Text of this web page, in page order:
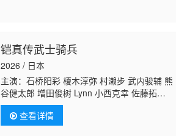
铠真传武士骑兵
2026 / 日本
主演：石桥阳彩 榎木淳弥 村濑步 武内骏辅 熊
谷健太郎 增田俊树 Lynn 小西克幸 佐藤拓
也 鸟海浩辅 寺岛拓笃 杉田智和 天崎滉平 铃
村健一 泽城千春 竹内良太 远藤大智
辉木下纱华
查看详情